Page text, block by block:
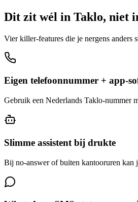
Dit zit wél in Taklo, niet
Vier killer-features die je nergens
Eigen telefoonnummer + app-
Gebruik een Nederlands Taklo-nummer
Slimme assistent bij drukte
Bij no-answer of buiten kantooruren kan